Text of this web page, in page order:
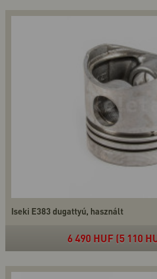
Iseki E383 dugattyú, használt
6 490 HUF (5 110